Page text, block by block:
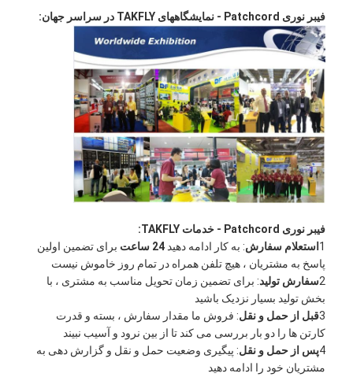
PM و اجزای پرقدرت
فیبر نوری Patchcord - نمایشگاههای TAKFLY در سراسر جهان:
فیبر نوری Patchcord - خدمات TAKFLY:
1 استعلام سفارش: به کار ادامه دهید24 ساعت
برای تضمین اولین
پاسخ به مشتریان ، هیچ تلفن همراه در تمام روز خاموش نیست
2سفارش تولید: برای تضمین زمان تحویل مناسب به مشتری ، با
بخش تولید بسیار نزدیک باشید
3قبل از حمل و نقل: فروش ما مقدار سفارش ، بسته و قدرت
کارتن ها را دو بار بررسی می کند تا از بین نرود و آسیب نبیند
4پس از حمل و نقل: پیگیری وضعیت حمل و نقل و گزارش دهی به
مشتریان خود را ادامه دهید